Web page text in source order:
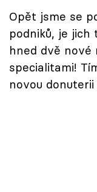
Sledujte
Přihlášení
Opět jsme se
podniků, je jich
hned dvě nové
specialitami!
novou